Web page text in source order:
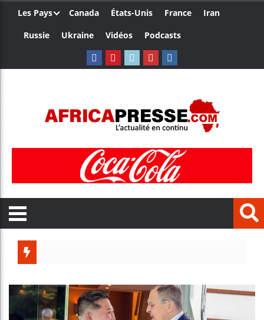
Les Pays Canada États-Unis France
Iran
Russie
Ukraine Vidéos Podcasts